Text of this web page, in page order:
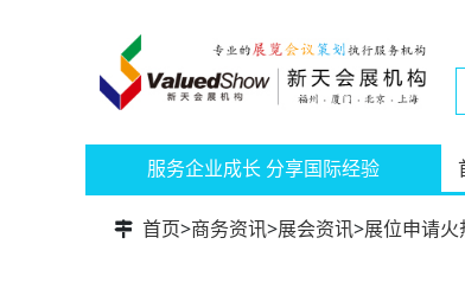
服务企业成长 分享国际经验
首页>商务资讯>展会资讯>展位申请火